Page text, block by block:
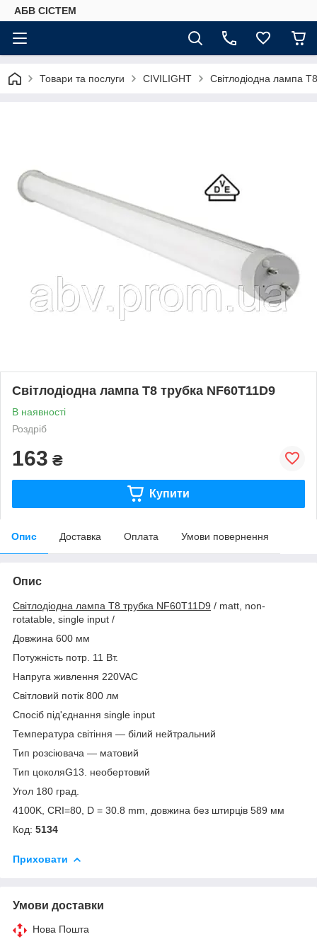
АБВ СІСТЕМ
Товари та послуги CIVILIGHT Світлодіодна лампа
Світлодіодна лампа Т8 трубка NF60T11D9
В наявності
Роздріб
163 ₴
Купити
Опис Доставка Оплата Умови повернення
Опис
Світлодіодна лампа Т8 трубка NF60T11D9 / matt, non-
rotatable, single input /
Довжина 600 мм
Потужність потр. 11 Вт.
Напруга живлення 220VAC
Світловий потік 800 лм
Спосіб під'єднання single input
Температура світіння — білий нейтральний
Тип розсіювача — матовий
Тип цоколяG13. необертовий
Угол 180 град.
4100K, CRI=80, D = 30.8 mm, довжина без штирців 589 мм
Код: 5134
Приховати
Умови доставки
Нова Пошта